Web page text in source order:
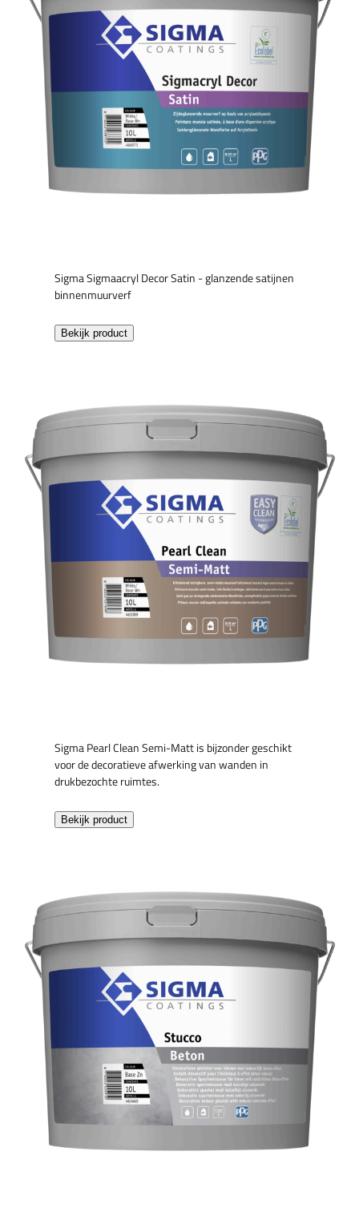
Sigma Sigmaacryl Decor Satin - glanzende satijnen
binnenmuurverf
Bekijk product
Sigma Pearl Clean Semi-Matt is bijzonder geschikt
voor de decoratieve afwerking van wanden in
drukbezochte ruimtes.
Bekijk product